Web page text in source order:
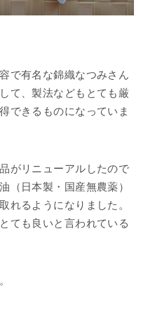
で有名な錦織なつみさん
て、製法などもとても厳
できるものになっていま
がリニューアルしたので
（日本製・国産無農薬）
れるようになりました。
ても良いと言われている